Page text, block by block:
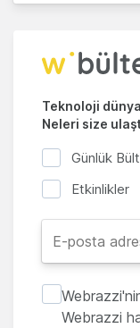
Teknoloji
Neleri size
Günlük
Etkinlikler
Webrazzi